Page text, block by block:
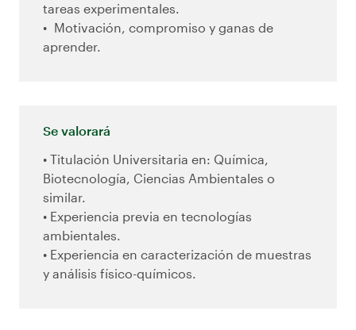
tareas experimentales.
Motivación, compromiso y ganas de
aprender.
Se valorará
• Titulación Universitaria en: Química,
Biotecnología, Ciencias Ambientales o
similar.
• Experiencia previa en tecnologías
ambientales.
• Experiencia en caracterización de muestras
y análisis físico-químicos.